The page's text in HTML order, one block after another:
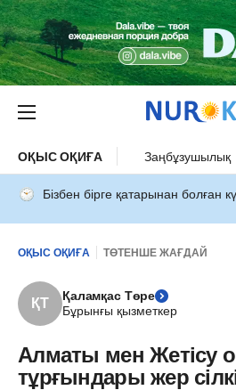
ОҚЫС ОҚИҒА Заңбұзушылық
Бізбен бірге қатарынан болған
ОҚЫС ОҚИҒА ТӨТЕНШЕ ЖАҒДАЙ
ҚТ
Қаламқас Төре
Бұрынғы қызметкер
Алматы мен Жетісу
тұрғындары жер